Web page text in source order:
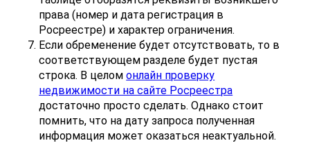
права (номер и дата регистрация в
Росреестре) и характер ограничения.
Если обременение будет отсутствовать, то в
соответствующем разделе будет пустая
строка. В целомонлайн проверку
недвижимости на сайте Росреестра
достаточно просто сделать. Однако стоит
помнить, что на дату запроса полученная
информация может оказаться неактуальной.